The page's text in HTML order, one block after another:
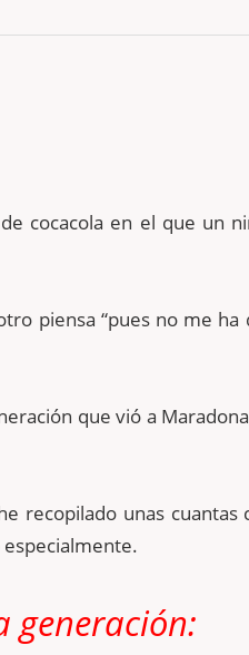
cocacola en el que un
piensa “pues no me ha
que vió a
recopilado unas cuantas
generación: